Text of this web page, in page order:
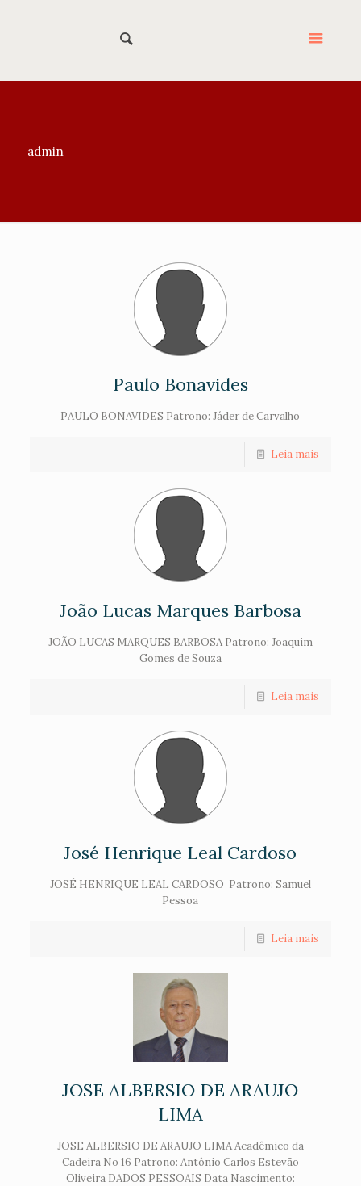
admin
Paulo Bonavides
PAULO BONAVIDES Patrono: Jáder de Carvalho
Leia mais
João Lucas Marques Barbosa
JOÃO LUCAS MARQUES BARBOSA Patrono: Joaquim
Gomes de Souza
Leia mais
José Henrique Leal Cardoso
JOSÉ HENRIQUE LEAL CARDOSO Patrono: Samuel
Pessoa
Leia mais
JOSE ALBERSIO DE ARAUJO
LIMA
JOSE ALBERSIO DE ARAUJO LIMA Acadêmico da
Cadeira No 16 Patrono: Antônio Carlos Estevão
Oliveira DADOS PESSOAIS Data Nascimento: